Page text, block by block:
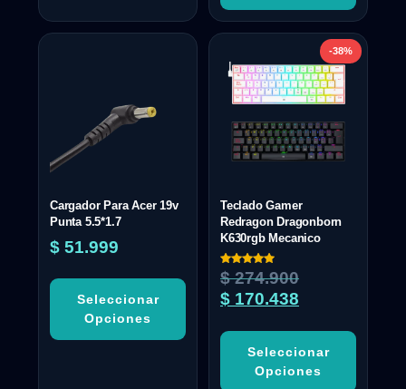
Cargador Para Acer 19v
Punta 5.5*1.7
$ 51.999
Seleccionar
Opciones
-38%
Teclado Gamer
Redragon Dragonborn
K630rgb Mecanico
Valorado
con
5.00
de 5
$274.900
$ 170.438
Seleccionar
Opciones